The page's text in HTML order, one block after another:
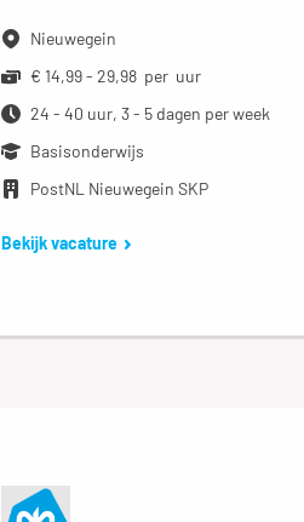
Nieuwegein
€ 14,99 - 29,98 per uur
24 - 40 uur, 3 - 5 dagen per week
Basisonderwijs
PostNL Nieuwegein SKP
Bekijk vacature